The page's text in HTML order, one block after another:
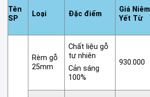
Tên
SP
Loại Đặc điểm
Giá Niêm
Yết Từ
Rèm gỗ
25mm
Chất liệu gỗ
tự nhiên
Cản sáng
100%
930.000